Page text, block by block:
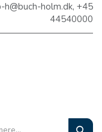
h@buch-holm.dk, +45
44540000